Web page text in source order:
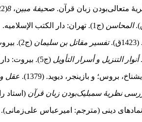
صحیفۀ مبین، 8(22)، ص 84-101.
المحاسن (ج1). تهران: دار الکتب الإسلامیه.
تفسیر مقاتل بن سلیمان (ج2). بیروت: دار إحیاء التراث العربی.
أنوار التنزیل و أسرار التأویل (ج5). بیروت: دار احیاء التراث العربی.
بروس؛ و بازینجر، دیوید. (1379). عقل و
نظریۀ سمبلیکبودن زبان قرآن (استاد